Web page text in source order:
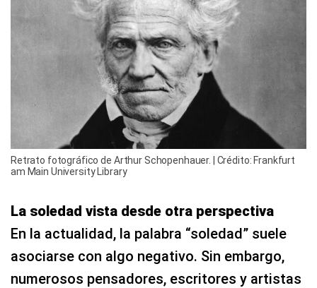
Retrato fotográfico de Arthur Schopenhauer. | Crédito: Frankfurt
am Main University Library
La soledad vista desde otra perspectiva
En la actualidad, la palabra “soledad” suele
asociarse con algo negativo. Sin embargo,
numerosos pensadores, escritores y artistas